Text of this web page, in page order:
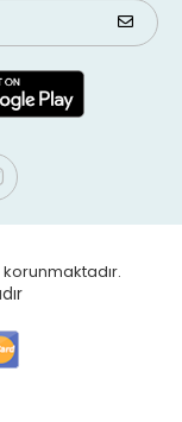
korunmaktadır.